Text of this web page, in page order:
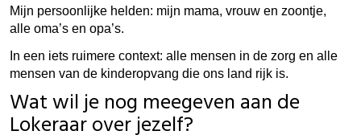
Mijn persoonlijke helden: mijn mama, vrouw en zoontje,
alle oma’s en opa’s.
In een iets ruimere context: alle mensen in de zorg en alle
mensen van de kinderopvang die ons land rijk is.
Wat wil je nog meegeven aan de
Lokeraar over jezelf?